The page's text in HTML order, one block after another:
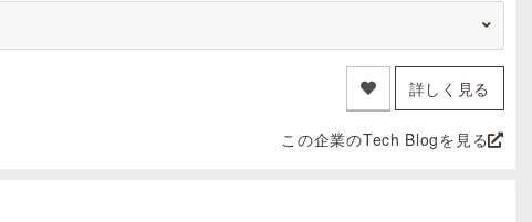
詳しく見る
この企業のTech Blogを見る